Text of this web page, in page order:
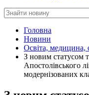
Головна
Новини
Освіта, медицина,
З новим статусом
Апостолівського
модернізованих